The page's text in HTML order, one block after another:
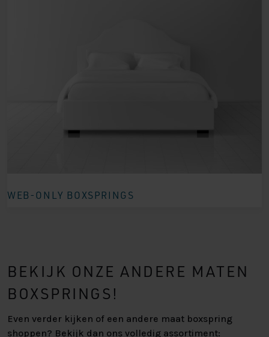
WEB-ONLY BOXSPRINGS
BEKIJK ONZE ANDERE MATEN
BOXSPRINGS!
Even verder kijken of een andere maat boxspring
shoppen? Bekijk dan ons volledig assortiment: